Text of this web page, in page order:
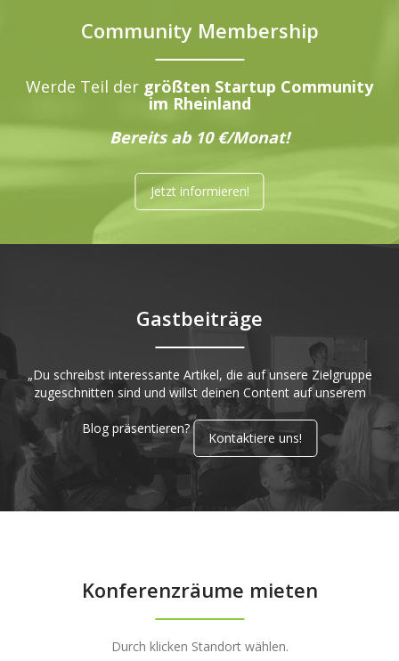
Community Membership
Werde Teil der größten Startup Community
im Rheinland
Bereits ab 10 €/Monat!
Jetzt informieren!
Gastbeiträge
„Du schreibst interessante Artikel, die auf unsere Zielgruppe
zugeschnitten sind und willst deinen Content auf unserem
Blog präsentieren?
Kontaktiere uns!
Konferenzräume mieten
Durch klicken Standort wählen.